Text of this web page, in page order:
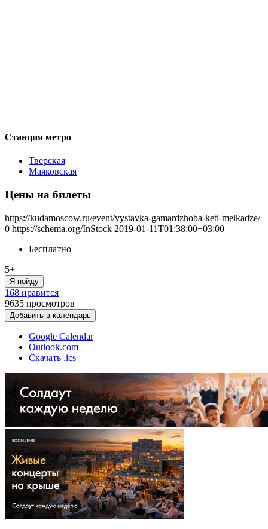
Станция метро
Тверская
Маяковская
Цены на билеты
https://kudamoscow.ru/event/vystavka-gamardzhoba-keti-melkadze/
0 https://schema.org/InStock 2019-01-11T01:38:00+03:00
Бесплатно
5+
Я пойду
168 нравится
9635 просмотров
Добавить в календарь
Google Calendar
Outlook.com
Скачать .ics